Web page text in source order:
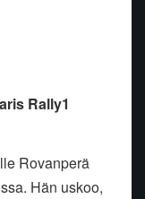
Rally1
Rovanperä
Hän uskoo,